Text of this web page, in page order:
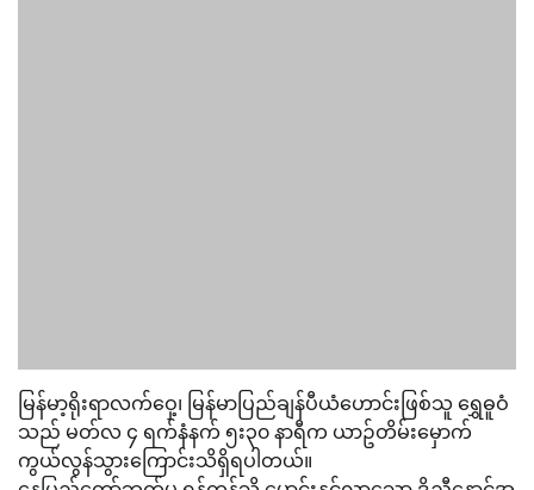
မြန်မာ့ရိုးရာလက်ဝှေ့၊ မြန်မာပြည်ချန်ပီယံဟောင်းဖြစ်သူ ရွှေဓူဝံ
သည် မတ်လ ၄ ရက်နံနက် ၅း၃၀ နာရီက ယာဥ်တိမ်းမှောက်
ကွယ်လွန်သွားကြောင်းသိရှိရပါတယ်။